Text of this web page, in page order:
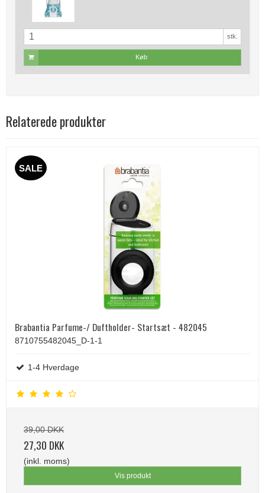
stk.
Køb
Relaterede produkter
SALE
Brabantia Parfume-/ Duftholder- Startsæt - 482045
8710755482045_D-1-1
1-4 Hverdage
39,00 DKK
27,30 DKK
(inkl. moms)
Vis produkt